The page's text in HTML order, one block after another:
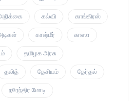
கல்வி காங்கிரஸ்
காஷ்மீர் காஸா
தமிழக அரசு
தலித் தேசியம் தேர்தல்
நரேந்திர மோடி